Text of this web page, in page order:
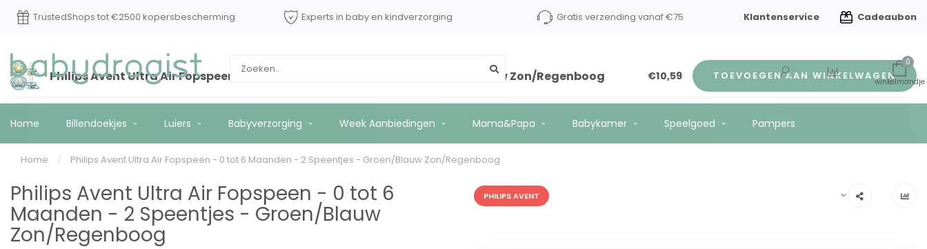
TrustedShops tot €2500 kopersbescherming Experts in baby en kindverzorging Gratis verzending vanaf €75 Klantenservice Cadeaubon
0
Home Billendoekjes Luiers Babyverzorging Week Aanbiedingen Mama&Papa Babykamer Speelgoed Pampers
Home / Philips Avent Ultra Air Fopspeen - 0 tot 6 Maanden - 2 Speentjes - Groen/Blauw Zon/Regenboog
Philips Avent Ultra Air Fopspeen - 0 tot 6 Maanden - 2 Speentjes - Groen/Blauw Zon/Regenboog €10,59 TOEVOEGEN AAN WINKELWAGEN
Philips Avent Ultra Air Fopspeen - 0 tot 6
Maanden - 2 Speentjes - Groen/Blauw
Zon/Regenboog
PHILIPS AVENT